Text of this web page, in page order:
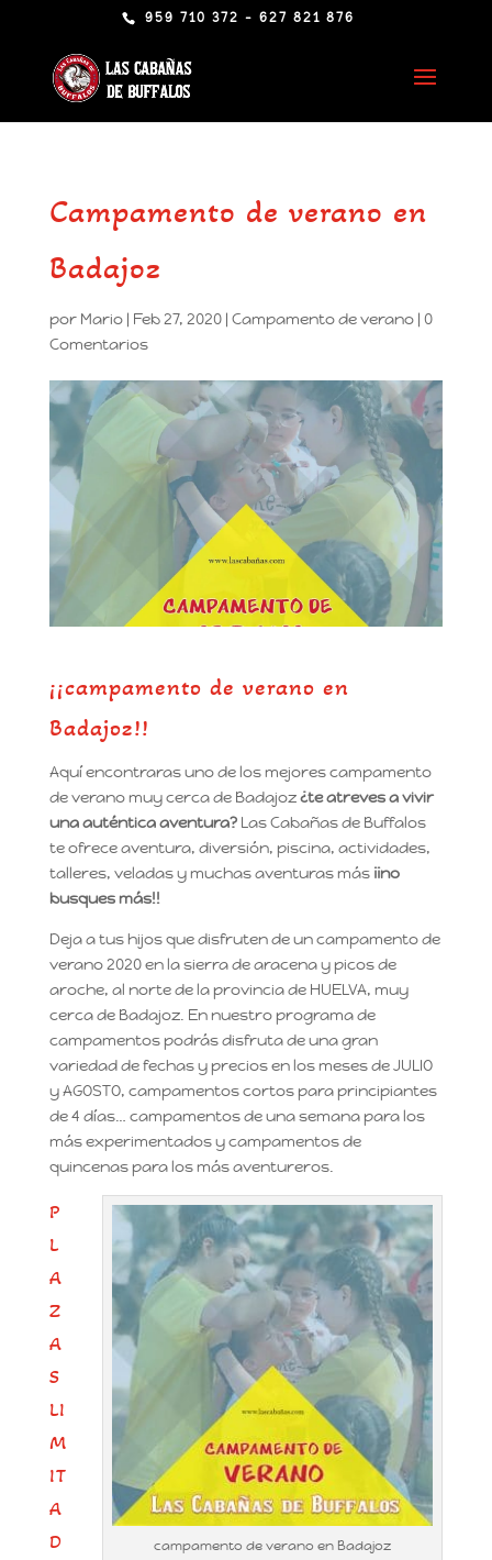
959 710 372 - 627 821 876
Campamento de verano en
Badajoz
por Mario| Feb 27, 2020| Campamento de verano| 0
Comentarios
¡¡campamento de verano en
Badajoz!!
Aquí encontraras uno de los mejores campamento
de verano muy cerca de Badajoz¿te atreves a vivir
una auténtica aventura? Las Cabañas de Buffalos
te ofrece aventura, diversión, piscina, actividades,
talleres, veladas y muchas aventuras más ¡¡no
busques más!!
Deja a tus hijos que disfruten de un campamento de
verano 2020 en la sierra de aracena y picos de
aroche, al norte de la provincia de HUELVA, muy
cerca de Badajoz. En nuestro programa de
campamentos podrás disfruta de una gran
variedad de fechas y precios en los meses de JULIO
y AGOSTO, campamentos cortos para principiantes
de 4 días… campamentos de una semana para los
más experimentados y campamentos de
quincenas para los más aventureros.
campamento de verano en Badajoz
P
L
A
Z
A
S
LI
M
IT
A
D